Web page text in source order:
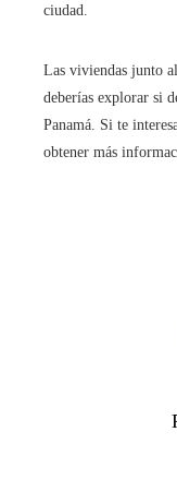
ciudad.
Las viviendas junto
deberías explorar si
Panamá. Si te
obtener más